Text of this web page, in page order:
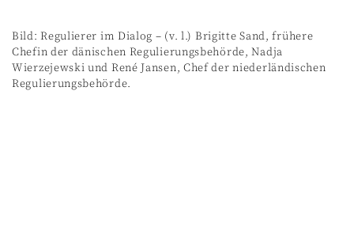
Bild: Regulierer im Dialog – (v. l.) Brigitte Sand, frühere
Chefin der dänischen Regulierungsbehörde, Nadja
Wierzejewski und René Jansen, Chef der niederländischen
Regulierungsbehörde.